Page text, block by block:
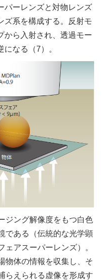
パーレンズと対物レンズ
ズ系を構成する。反射モ
から入射され、透過モー
になる（7）。
ジング解像度をもつ白色
である（伝統的な光学顕
アスーパーレンズ）。
物体の情報を収集し、そ
らえられる虚像を形成す